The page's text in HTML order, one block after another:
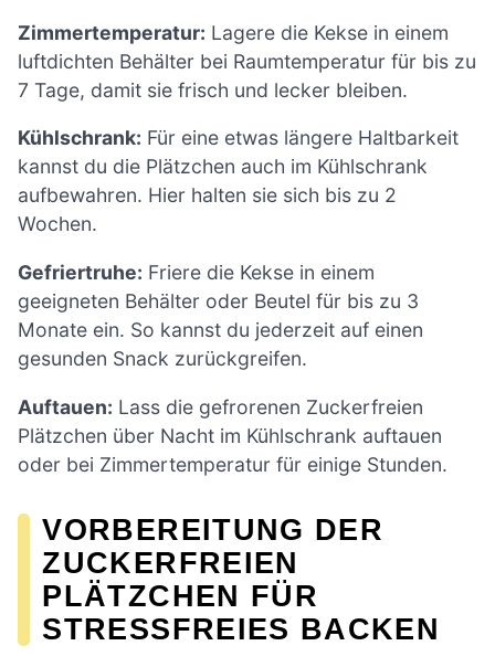
Zimmertemperatur: Lagere die Kekse in einem
luftdichten Behälter bei Raumtemperatur für bis zu
7 Tage, damit sie frisch und lecker bleiben.
Kühlschrank: Für eine etwas längere Haltbarkeit
kannst du die Plätzchen auch im Kühlschrank
aufbewahren. Hier halten sie sich bis zu 2
Wochen.
Gefriertruhe: Friere die Kekse in einem
geeigneten Behälter oder Beutel für bis zu 3
Monate ein. So kannst du jederzeit auf einen
gesunden Snack zurückgreifen.
Auftauen: Lass die gefrorenen Zuckerfreien
Plätzchen über Nacht im Kühlschrank auftauen
oder bei Zimmertemperatur für einige Stunden.
VORBEREITUNG DER
ZUCKERFREIEN
PLÄTZCHEN FÜR
STRESSFREIES BACKEN